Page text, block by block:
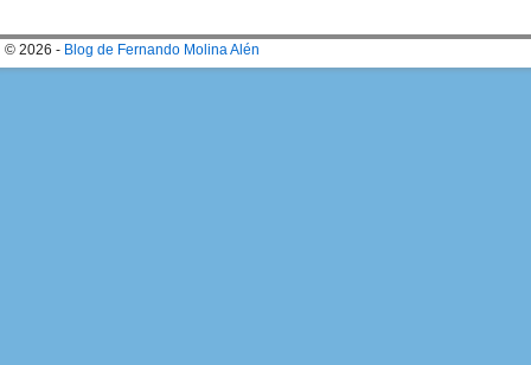
© 2026 - Blog de Fernando Molina Alén